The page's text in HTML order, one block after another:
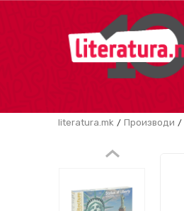
literatura.mk Производи